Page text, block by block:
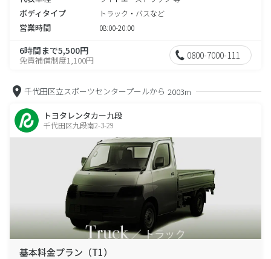
ボディタイプ トラック・バスなど
営業時間 08:00-20:00
6時間まで5,500円
免責補償制度1,100円 0800-7000-111
千代田区立スポーツセンタープールから 2003m
トヨタレンタカー九段
千代田区九段南2-3-29
基本料金プラン（T1）